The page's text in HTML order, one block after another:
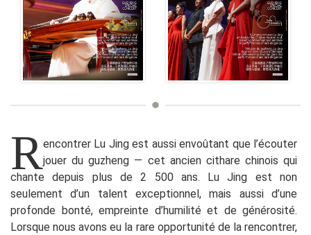
Rencontrer Lu Jing est aussi envoûtant que l’écouter
jouer du guzheng — cet ancien cithare chinois qui
chante depuis plus de 2 500 ans. Lu Jing est non
seulement d’un talent exceptionnel, mais aussi d’une
profonde bonté, empreinte d’humilité et de générosité.
Lorsque nous avons eu la rare opportunité de la rencontrer,